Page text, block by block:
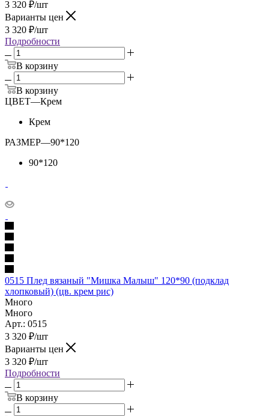
3 320 ₽/шт
Варианты цен
3 320 ₽/шт
Подробности
В корзину
В корзину
ЦВЕТ—Крем
Крем
РАЗМЕР—90*120
90*120
0515 Плед вязаный "Мишка Малыш" 120*90 (подклад
хлопковый) (цв. крем рис)
Много
Много
Арт.: 0515
3 320 ₽/шт
Варианты цен
3 320 ₽/шт
Подробности
В корзину